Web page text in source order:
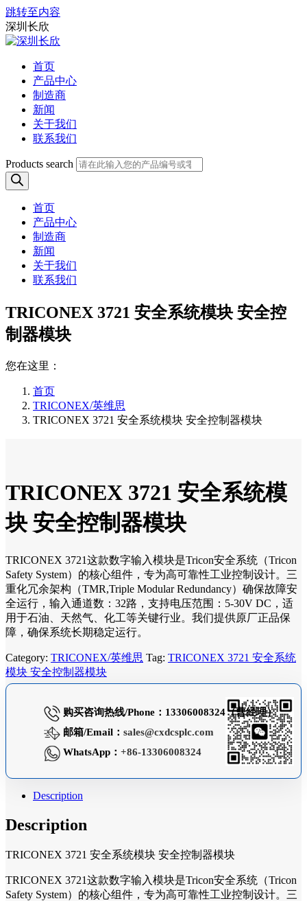
跳转至内容
深圳长欣
首页
产品中心
制造商
新闻
关于我们
联系我们
Products search
首页
产品中心
制造商
新闻
关于我们
联系我们
TRICONEX 3721 安全系统模块 安全控
制器模块
您在这里：
首页
TRICONEX/英维思
TRICONEX 3721 安全系统模块 安全控制器模块
TRICONEX 3721 安全系统模
块 安全控制器模块
TRICONEX 3721这款数字输入模块是Tricon安全系统（Tricon
Safety System）的核心组件，专为高可靠性工业控制设计。三
重化冗余架构（TMR,Triple Modular Redundancy）确保故障安
全运行，输入通道数：32路，支持电压范围：5-30V DC，适
用于石油、天然气、化工等关键行业。我们提供原厂正品保
障，确保系统长期稳定运行。
Category: TRICONEX/英维思 Tag: TRICONEX 3721 安全系统
模块 安全控制器模块
购买咨询热线/Phone：13306008324（曹经理）
邮箱/Email： sales@cxdcsplc.com
WhatsApp： +86-13306008324
Description
Description
TRICONEX 3721 安全系统模块 安全控制器模块
TRICONEX 3721这款数字输入模块是Tricon安全系统（Tricon
Safety System）的核心组件，专为高可靠性工业控制设计。三